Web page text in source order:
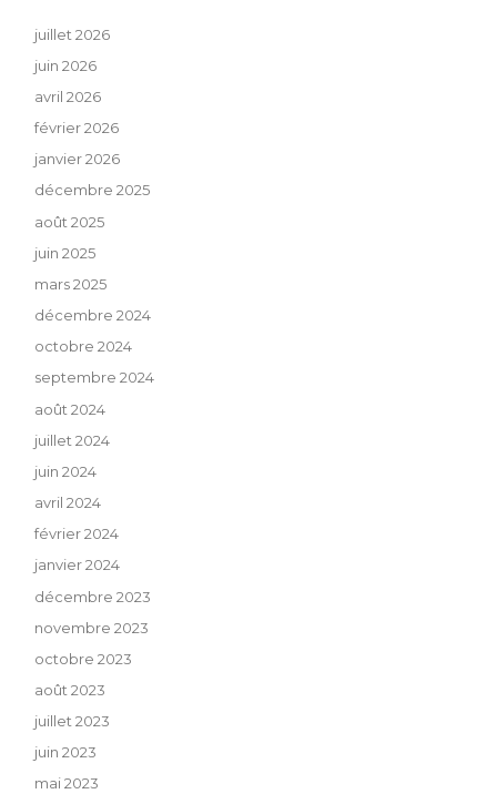
juillet 2026
juin 2026
avril 2026
février 2026
janvier 2026
décembre 2025
août 2025
juin 2025
mars 2025
décembre 2024
octobre 2024
septembre 2024
août 2024
juillet 2024
juin 2024
avril 2024
février 2024
janvier 2024
décembre 2023
novembre 2023
octobre 2023
août 2023
juillet 2023
juin 2023
mai 2023